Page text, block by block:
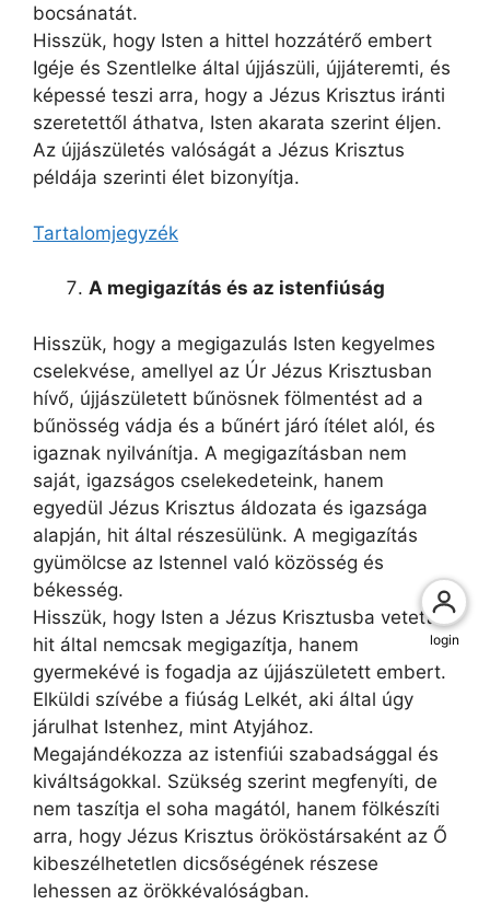
bocsánatát.
Hisszük, hogy Isten a hittel hozzátérő embert
Igéje és Szentlelke által újjászüli, újjáteremti, és
képessé teszi arra, hogy a Jézus Krisztus iránti
szeretettől áthatva, Isten akarata szerint éljen.
Az újjászületés valóságát a Jézus Krisztus
példája szerinti élet bizonyítja.
Tartalomjegyzék
A megigazítás és az istenfiúság
Hisszük, hogy a megigazulás Isten kegyelmes
cselekvése, amellyel az Úr Jézus Krisztusban
hívő, újjászületett bűnösnek fölmentést ad a
bűnösség vádja és a bűnért járó ítélet alól, és
igaznak nyilvánítja. A megigazításban nem
saját, igazságos cselekedeteink, hanem
egyedül Jézus Krisztus áldozata és igazsága
alapján, hit által részesülünk. A megigazítás
gyümölcse az Istennel való közösség és
békesség.
Hisszük, hogy Isten a Jézus Krisztusba vetett
hit által nemcsak megigazítja, hanem
gyermekévé is fogadja az újjászületett embert.
Elküldi szívébe a fiúság Lelkét, aki által úgy
járulhat Istenhez, mint Atyjához.
Megajándékozza az istenfiúi szabadsággal és
kiváltságokkal. Szükség szerint megfenyíti, de
nem taszítja el soha magától, hanem fölkészíti
arra, hogy Jézus Krisztus örököstársaként az Ő
kibeszélhetetlen dicsőségének részese
lehessen az örökkévalóságban.
login